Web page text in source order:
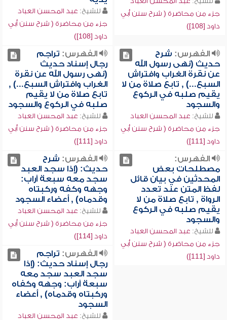
جزء من محاضرة ( شرح سنن أبي
داود [108])
للشيخ: عبد المحسن العباد
جزء من محاضرة ( شرح سنن أبي
داود [108])
الفهرس: شرح
حديث (نهى رسول الله
عن نقرة الغراب وافتراش
السبع...) , تابع صلاة من لا
يقيم صلبه في الركوع
والسجود
للشيخ: عبد المحسن العباد
جزء من محاضرة ( شرح سنن أبي
داود [111])
الفهرس: تراجم
رجال إسناد حديث
(نهى رسول الله عن نقرة
الغراب وافتراش السبع...) ,
تابع صلاة من لا يقيم
صلبه في الركوع والسجود
للشيخ: عبد المحسن العباد
جزء من محاضرة ( شرح سنن أبي
داود [111])
الفهرس:
مصطلحات بعض
المحدثين في بيان قائل
لفظ المتن عند تعدد
الرواة , تابع صلاة من لا
يقيم صلبه في الركوع
والسجود
للشيخ: عبد المحسن العباد
جزء من محاضرة ( شرح سنن أبي
داود [111])
الفهرس: شرح
حديث: (إذا سجد العبد
سجد معه سبعة آراب:
وجهه وكفه وركبتاه
وقدماه) , أعضاء السجود
للشيخ: عبد المحسن العباد
جزء من محاضرة ( شرح سنن أبي
داود [114])
الفهرس: تراجم
رجال إسناد حديث: (إذا
سجد العبد سجد معه
سبعة آراب: وجهه وكفاه
وركبتاه وقدماه) , أعضاء
السجود
للشيخ: عبد المحسن العباد